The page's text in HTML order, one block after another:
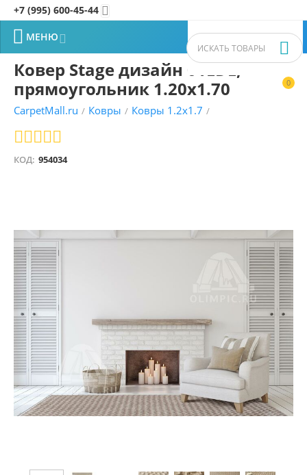
+7 (995) 600-45-44 
0


 МЕНЮ
Ковер Stage дизайн 01EDE,
прямоугольник 1.20x1.70
CarpetMall.ru / Ковры / Ковры 1.2x1.7 /
КОД: 954034